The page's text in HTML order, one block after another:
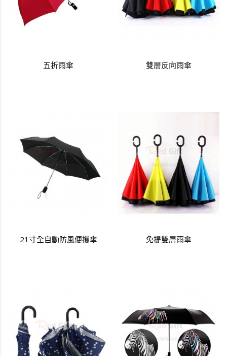
五折雨傘 雙層反向雨傘
21寸全自動防風便攜傘 免提雙層雨傘